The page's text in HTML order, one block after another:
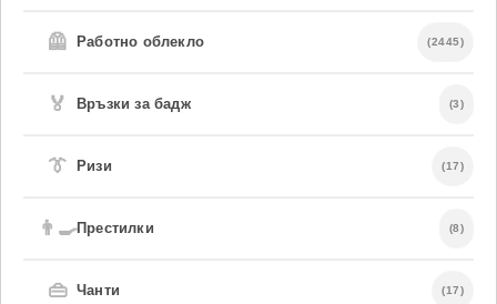
🦺 Работно облекло (2445)
🏅 Връзки за бадж (3)
👔 Ризи (17)
👨‍🍳Престилки (8)
👜 Чанти (17)